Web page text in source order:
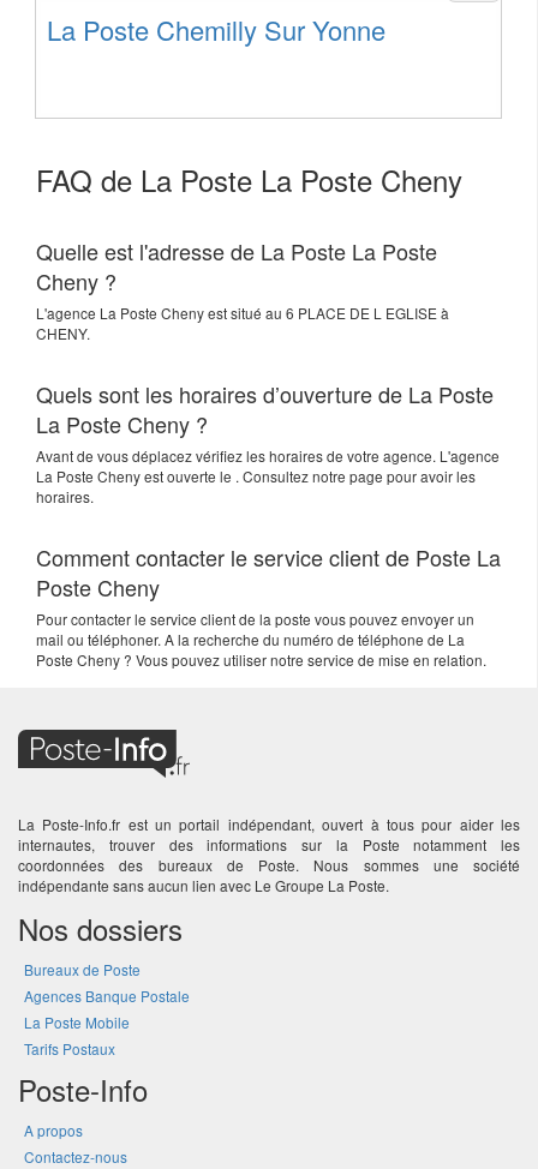
La Poste Chemilly Sur Yonne
FAQ de La Poste La Poste Cheny
Quelle est l'adresse de La Poste La Poste
Cheny ?
L'agence La Poste Chenyest situé au 6 PLACE DE L EGLISE à
CHENY.
Quels sont les horaires d’ouverture de La Poste
La Poste Cheny ?
Avant de vous déplacez vérifiez les horaires de votre agence. L'agence
La Poste Cheny est ouverte le . Consultez notre page pour avoir les
horaires.
Comment contacter le service client de Poste La
Poste Cheny
Pour contacter le service client de la poste vous pouvez envoyer un
mail ou téléphoner. A la recherche du numéro de téléphone de La
Poste Cheny ? Vous pouvez utiliser notre service de mise en relation.
La Poste-Info.fr est un portail indépendant, ouvert à tous pour aider les
internautes, trouver des informations sur la Poste notamment les
coordonnées des bureaux de Poste. Nous sommes une société
indépendante sans aucun lien avec Le Groupe La Poste.
Nos dossiers
Bureaux de Poste
Agences Banque Postale
La Poste Mobile
Tarifs Postaux
Poste-Info
A propos
Contactez-nous